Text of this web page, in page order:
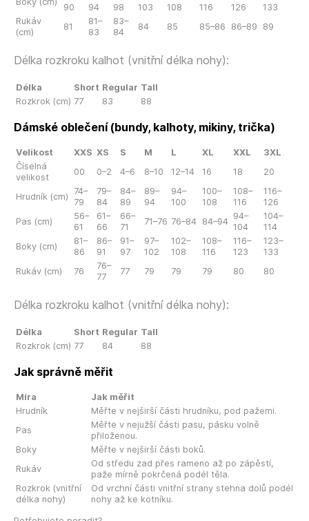
90
94
98
103
108
116
126
133
Rukáv
(cm)
81
81–
83
83–
84
84 85 85–86 86–89 89
Délka rozkroku kalhot (vnitřní délka nohy):
Délka Short Regular Tall
Rozkrok (cm) 77 83 88
Dámské oblečení (bundy, kalhoty, mikiny, trička)
Velikost XXS XS S M L XL XXL
3XL
Číselná
velikost
00 0–2 4–6 8–10 12–14 16 18 20
Hrudník (cm)
74–
79
79–
84
84–
89
89–
94
94–
100
100–
108
108–
116
116–
126
Pas (cm)
56–
61
61–
66
66–
71
71–76 76–84 84–94
94–
104
104–
114
Boky (cm)
81–
86
86–
91
91–
97
97–
102
102–
108
108–
116
116–
123
123–
133
Rukáv (cm)
76
76–
77
77 79 79 79 80 80
Délka rozkroku kalhot (vnitřní délka nohy):
Délka Short Regular Tall
Rozkrok (cm) 77 84 88
Jak správně měřit
Míra
Jak měřit
Hrudník
Měřte v nejširší části hrudníku, pod pažemi.
Pas
Měřte v nejužší části pasu, pásku volně
přiloženou.
Boky
Měřte v nejširší části boků.
Rukáv
Od středu zad přes rameno až po zápěstí,
paže mírně pokrčená podél těla.
Rozkrok (vnitřní
délka nohy)
Od vrchní části vnitřní strany stehna dolů podél
nohy až ke kotníku.